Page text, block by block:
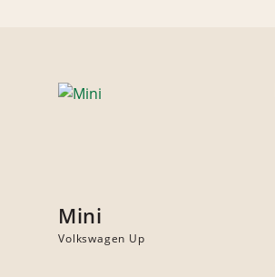
Mini
Volkswagen Up